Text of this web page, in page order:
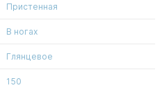
Пристенная
В ногах
Глянцевое
150